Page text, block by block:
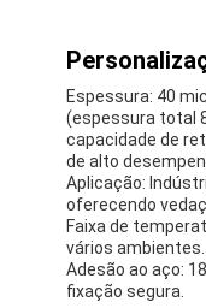
Pano da fibra de
Fita do Scrim da
Fita adesiva de
Fita adesiva
Espessura: 40
(espessura total
capacidade de
de alto
Aplicação:
oferecendo
Faixa de
vários ambientes.
Adesão ao aço:
fixação segura.